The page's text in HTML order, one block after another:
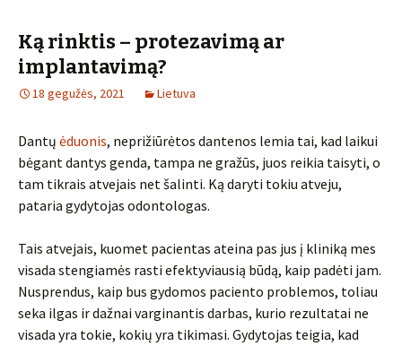
Ką rinktis – protezavimą ar
implantavimą?
18 gegužės, 2021 Lietuva
Dantų ėduonis, neprižiūrėtos dantenos lemia tai, kad laikui
bėgant dantys genda, tampa ne gražūs, juos reikia taisyti, o
tam tikrais atvejais net šalinti. Ką daryti tokiu atveju,
pataria gydytojas odontologas.
Tais atvejais, kuomet pacientas ateina pas jus į kliniką mes
visada stengiamės rasti efektyviausią būdą, kaip padėti jam.
Nusprendus, kaip bus gydomos paciento problemos, toliau
seka ilgas ir dažnai varginantis darbas, kurio rezultatai ne
visada yra tokie, kokių yra tikimasi. Gydytojas teigia, kad